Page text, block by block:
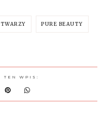
PURE BEAUTY
TEN WPIS: